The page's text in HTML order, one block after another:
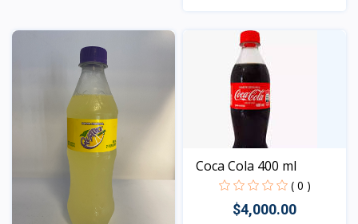
Vista
Coca Cola 400 ml
( 0 )
$4,000.00